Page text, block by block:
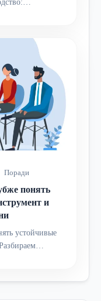
Поради
понять
и
устойчивые